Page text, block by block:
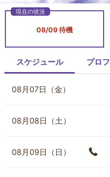
08/09 待機
スケジュール プロ
08月07日（金）
08月08日（土）
08月09日（日）